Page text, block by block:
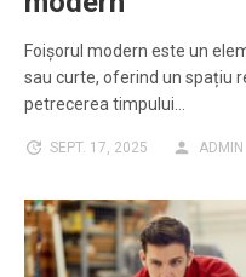
Foișorul modern este un
sau curte, oferind un spațiu
petrecerea timpului…
SEPT. 17, 2025 ADMIN